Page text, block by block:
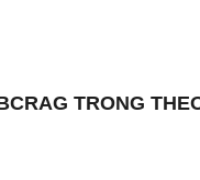
TRONG